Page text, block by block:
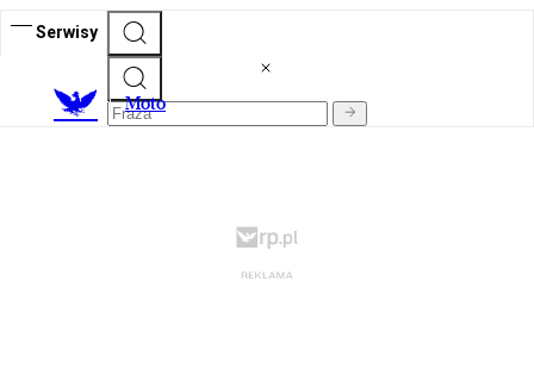
Serwisy
Moto